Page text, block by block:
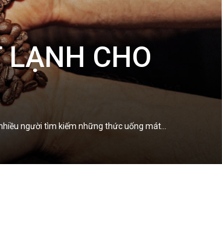
LẠNH CHO
người tìm kiếm những thức uống mát…